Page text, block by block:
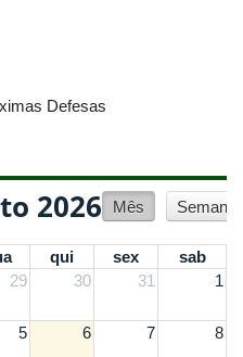
Defesas
2026 Mês Semana
qui sex
sab
29 30 31 1
5 6 7 8